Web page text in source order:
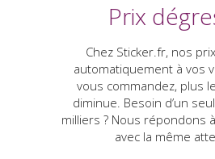
Prix
Chez Sticker.fr, nos
automatiquement à vos
vous commandez, plus
diminue. Besoin d’un
milliers ? Nous répondons
avec la même